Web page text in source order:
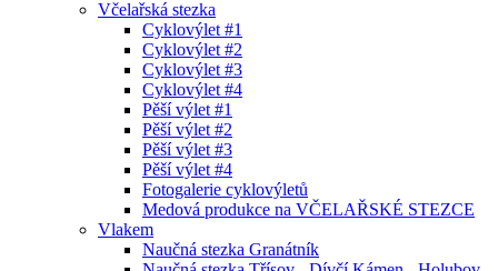
Včelařská stezka
Cyklovýlet #1
Cyklovýlet #2
Cyklovýlet #3
Cyklovýlet #4
Pěší výlet #1
Pěší výlet #2
Pěší výlet #3
Pěší výlet #4
Fotogalerie cyklovýletů
Medová produkce na VČELAŘSKÉ STEZCE
Vlakem
Naučná stezka Granátník